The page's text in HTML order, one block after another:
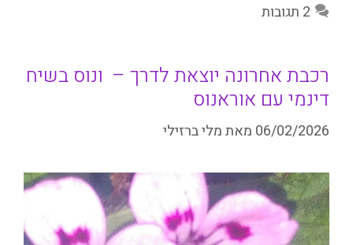
2 תגובות
רכבת אחרונה יוצאת לדרך – ונוס בשיח
דינמי עם אוראנוס
06/02/2026 מאתמלי ברזילי